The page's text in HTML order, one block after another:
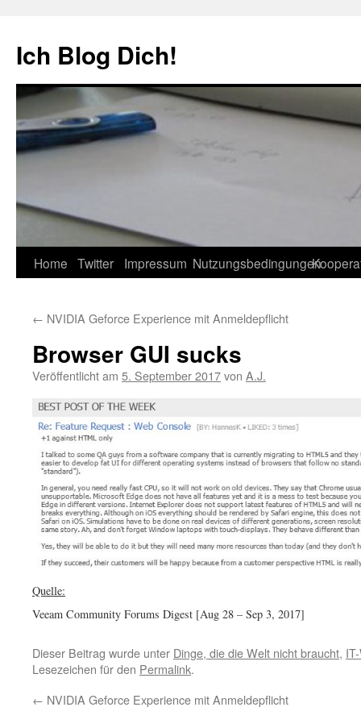
springen
Ich Blog Dich!
Home Twitter Impressum Nutzungsbedingungen
← NVIDIA Geforce Experience mit Anmeldepflicht
Browser GUI sucks
Veröffentlicht am 5. September 2017von A.J.
Quelle:
Veeam Community Forums Digest [Aug 28 – Sep 3, 2017]
Dieser Beitrag wurde unter Dinge, die die Welt nicht braucht,
Lesezeichen für den Permalink.
← NVIDIA Geforce Experience mit Anmeldepflicht